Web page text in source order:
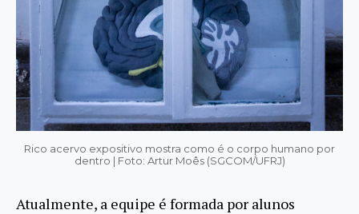
Rico acervo expositivo mostra como é o corpo humano por
dentro | Foto: Artur Moês (SGCOM/UFRJ)
Atualmente, a equipe é formada por alunos